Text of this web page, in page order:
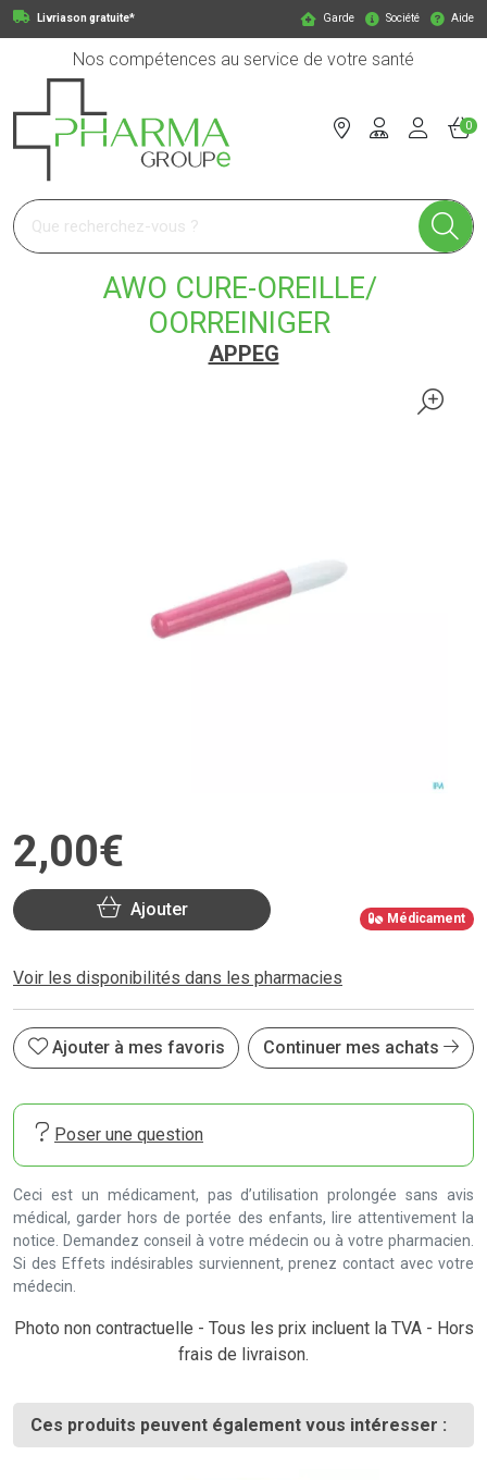
Livriason gratuite* Garde Société Aide
Nos compétences au service de votre santé
Pharmagroupe Votre pharmacie en ligne à votre service
0
AWO CURE-OREILLE/
OORREINIGER
APPEG
2,00€
Ajouter Médicament
Voir les disponibilités dans les pharmacies
Ajouter à mes favoris Continuer mes achats
Poser une question
Ceci est un médicament, pas d’utilisation prolongée sans avis
médical, garder hors de portée des enfants, lire attentivement la
notice. Demandez conseil à votre médecin ou à votre pharmacien.
Si des Effets indésirables surviennent, prenez contact avec votre
médecin.
Photo non contractuelle - Tous les prix incluent la TVA - Hors
frais de livraison.
Ces produits peuvent également vous intéresser :